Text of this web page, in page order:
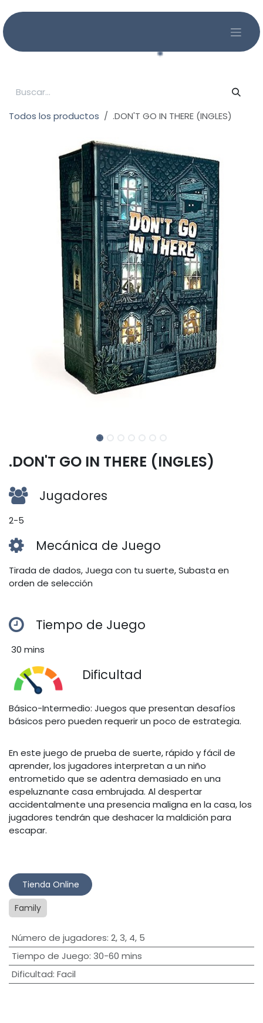
Todos los productos .DON'T GO IN THERE (INGLES)
.DON'T GO IN THERE (INGLES)
Jugadores
2-5
Mecánica de Juego
Tirada de dados, Juega con tu suerte, Subasta en
orden de selección
Tiempo de Juego
30 mins
Dificultad
Básico-Intermedio: Juegos que presentan desafíos
básicos pero pueden requerir un poco de estrategia.
En este juego de prueba de suerte, rápido y fácil de
aprender, los jugadores interpretan a un niño
entrometido que se adentra demasiado en una
espeluznante casa embrujada. Al despertar
accidentalmente una presencia maligna en la casa, los
jugadores tendrán que deshacer la maldición para
escapar.
Tienda Online​
Family
Número de jugadores: 2,3, 4, 5
Tiempo de Juego: 30-60 mins
Dificultad: Facil